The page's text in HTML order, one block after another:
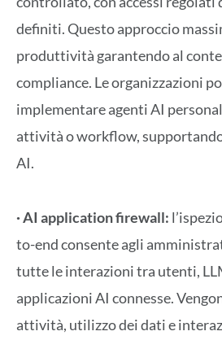
definiti. Questo approccio
produttività garantendo al
compliance. Le organizzazioni
implementare agenti AI
attività o workflow,
AI.
· AI application firewall:
to-end consente agli
tutte le interazioni tra utenti,
applicazioni AI connesse.
attività, utilizzo dei dati e